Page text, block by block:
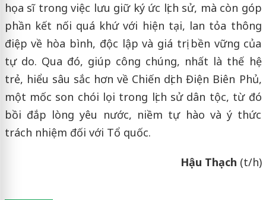
họa sĩ trong việc lưu giữ ký ức lịch sử, mà còn góp
phần kết nối quá khứ với hiện tại, lan tỏa thông
điệp về hòa bình, độc lập và giá trị bền vững của
tự do. Qua đó, giúp công chúng, nhất là thế hệ
trẻ, hiểu sâu sắc hơn về Chiến dịch Điện Biên Phủ,
một mốc son chói lọi trong lịch sử dân tộc, từ đó
bồi đắp lòng yêu nước, niềm tự hào và ý thức
trách nhiệm đối với Tổ quốc.
Hậu Thạch (t/h)